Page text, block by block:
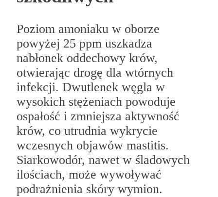
Poziom amoniaku w oborze
powyżej 25 ppm uszkadza
nabłonek oddechowy krów,
otwierając drogę dla wtórnych
infekcji. Dwutlenek węgla w
wysokich stężeniach powoduje
ospałość i zmniejsza aktywność
krów, co utrudnia wykrycie
wczesnych objawów mastitis.
Siarkowodór, nawet w śladowych
ilościach, może wywoływać
podrażnienia skóry wymion.